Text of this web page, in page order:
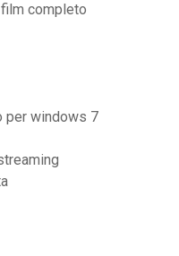
completo
per windows 7